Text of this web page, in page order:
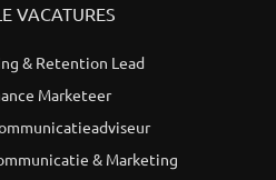
VACATURES
& Retention Lead
Marketeer
& Marketing